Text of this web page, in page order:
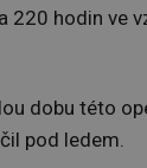
220 hodin ve
dobu této
pod ledem.